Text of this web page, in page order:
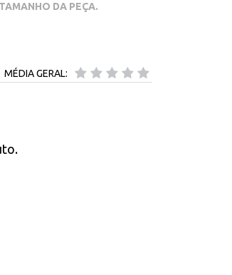
DA PEÇA.
MÉDIA GERAL: